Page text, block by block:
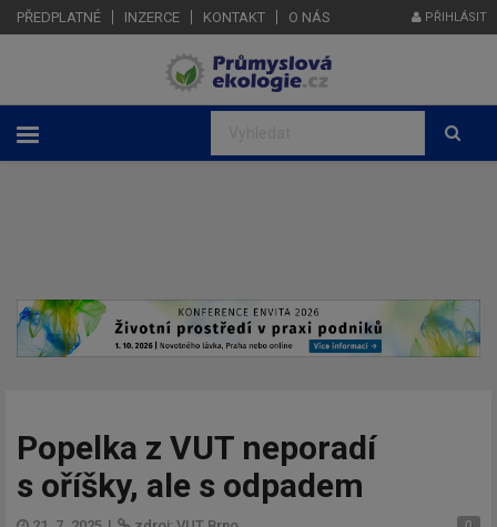
PŘEDPLATNÉ INZERCE KONTAKT O NÁS PŘIHLÁSIT
Popelka z VUT neporadí
s oříšky, ale s odpadem